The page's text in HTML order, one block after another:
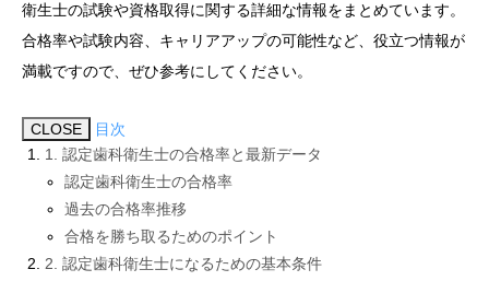
衛生士の試験や資格取得に関する詳細な情報をまとめています。
合格率や試験内容、キャリアアップの可能性など、役立つ情報が
満載ですので、ぜひ参考にしてください。
CLOSE
目次
1. 認定歯科衛生士の合格率と最新データ
認定歯科衛生士の合格率
過去の合格率推移
合格を勝ち取るためのポイント
2. 認定歯科衛生士になるための基本条件